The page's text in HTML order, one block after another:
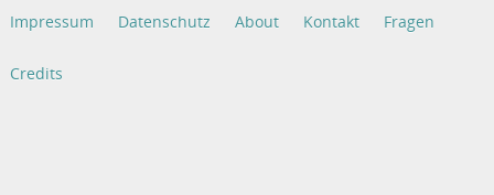
Impressum Datenschutz About Kontakt Fragen
Credits